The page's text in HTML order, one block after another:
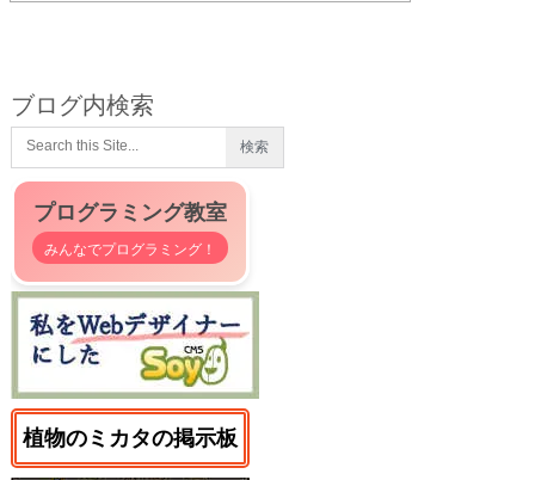
ブログ内検索
プログラミング教室
みんなでプログラミング！
植物のミカタの掲示板